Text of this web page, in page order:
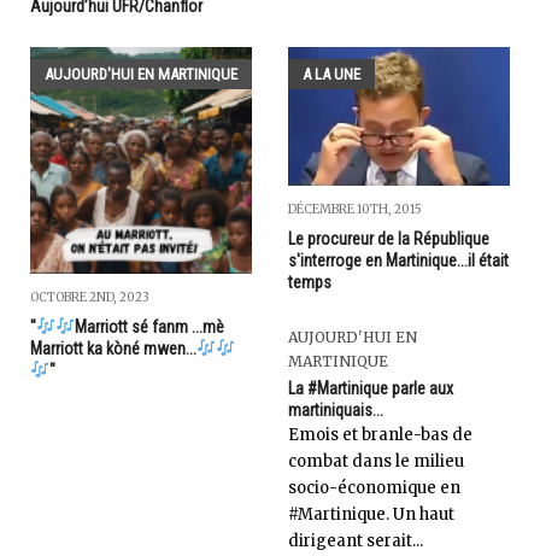
Aujourd’hui UFR/Chanflor
AUJOURD'HUI EN MARTINIQUE
OCTOBRE 2ND, 2023
"
Marriott sé fanm ...mè
Marriott ka kòné mwen...
"
A LA UNE
DÉCEMBRE 10TH, 2015
Le procureur de la République
s'interroge en Martinique...il était
temps
AUJOURD'HUI EN
MARTINIQUE
La #Martinique parle aux
martiniquais...
Emois et branle-bas de
combat dans le milieu
socio-économique en
#Martinique. Un haut
dirigeant serait...